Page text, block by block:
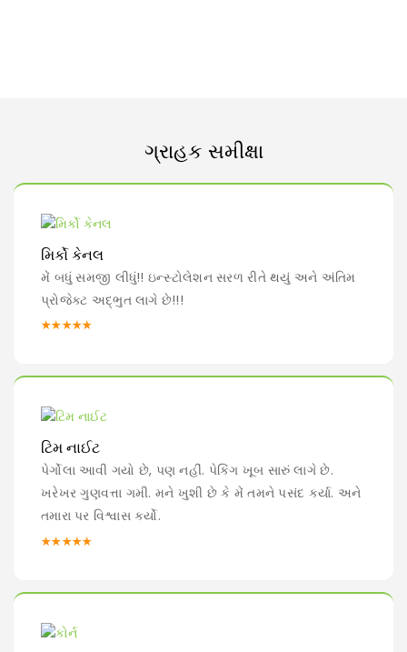
ગ્રાહક સમીક્ષા
મિર્કો કેનલ
મેં બધું સમજી લીધું!! ઇન્સ્ટોલેશન સરળ રીતે થયું અને અંતિમ
પ્રોજેક્ટ અદ્ભુત લાગે છે!!!
★★★★★
ટિમ નાઈટ
પેર્ગોલા આવી ગયો છે, પણ નહીં. પેકિંગ ખૂબ સારું લાગે છે.
ખરેખર ગુણવત્તા ગમી. મને ખુશી છે કે મેં તમને પસંદ કર્યા. અને
તમારા પર વિશ્વાસ કર્યો.
★★★★★